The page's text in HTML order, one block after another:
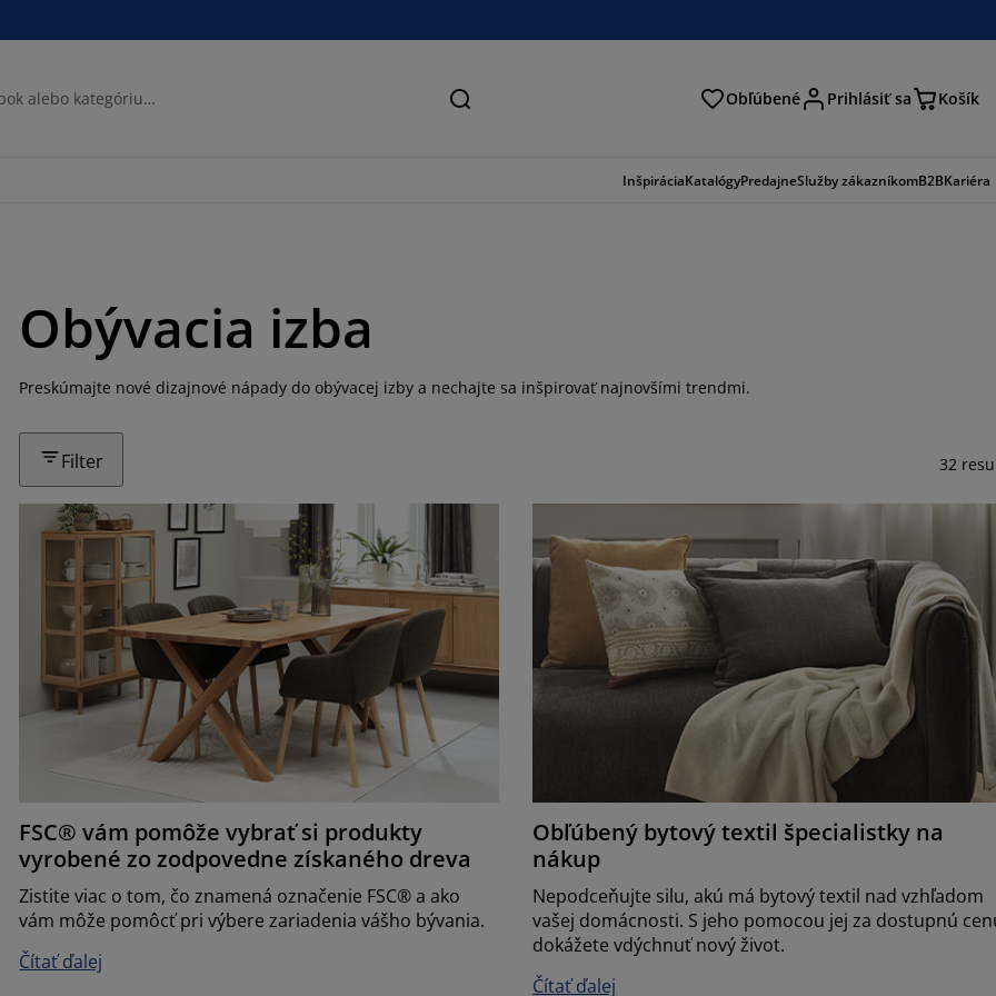
Hľadať Obľúbené Prihlásiť sa Košík
InšpiráciaKatalógyPredajneSlužby zákazníkomB2BKariéra
Obývacia izba
Preskúmajte nové dizajnové nápady do obývacej izby a nechajte sa inšpirovať najnovšími trendmi.
Filter 32
FSC® vám pomôže vybrať si produkty
vyrobené zo zodpovedne získaného dreva
Zistite viac o tom, čo znamená označenie FSC® a ako
vám môže pomôcť pri výbere zariadenia vášho bývania.
Čítať ďalej
Obľúbený bytový textil špecialistky na
nákup
Nepodceňujte silu, akú má bytový textil nad vzhľadom
vašej domácnosti. S jeho pomocou jej za dostupnú
dokážete vdýchnuť nový život.
Čítať ďalej